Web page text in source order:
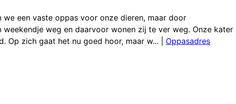
een vaste oppas voor onze dieren, maar door
weg en daarvoor wonen zij te ver weg. Onze kater
Op zich gaat het nu goed hoor, maar w...
Oppasadres